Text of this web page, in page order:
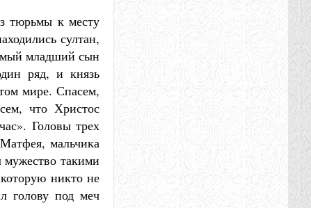
тюрьмы к месту
султан,
младший сын
ряд, и князь
мире. Спасем,
что Христос
Головы трех
мальчика
мужество такими
никто не
голову под меч